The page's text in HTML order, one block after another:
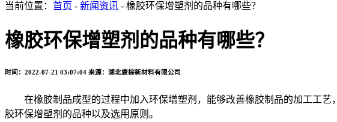
当前位置： 首页 - 新闻资讯 - 橡胶环保增塑剂的品种有哪些？
橡胶环保增塑剂的品种有哪些？
时间：2022-07-21 03:07:04 来源：湖北唐棕新材料有限公司
在橡胶制品成型的过程中加入环保增塑剂，能够改善橡胶制品的加工工艺
胶环保增塑剂的品种以及选用原则。